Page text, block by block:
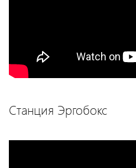
Станция Эргобокс